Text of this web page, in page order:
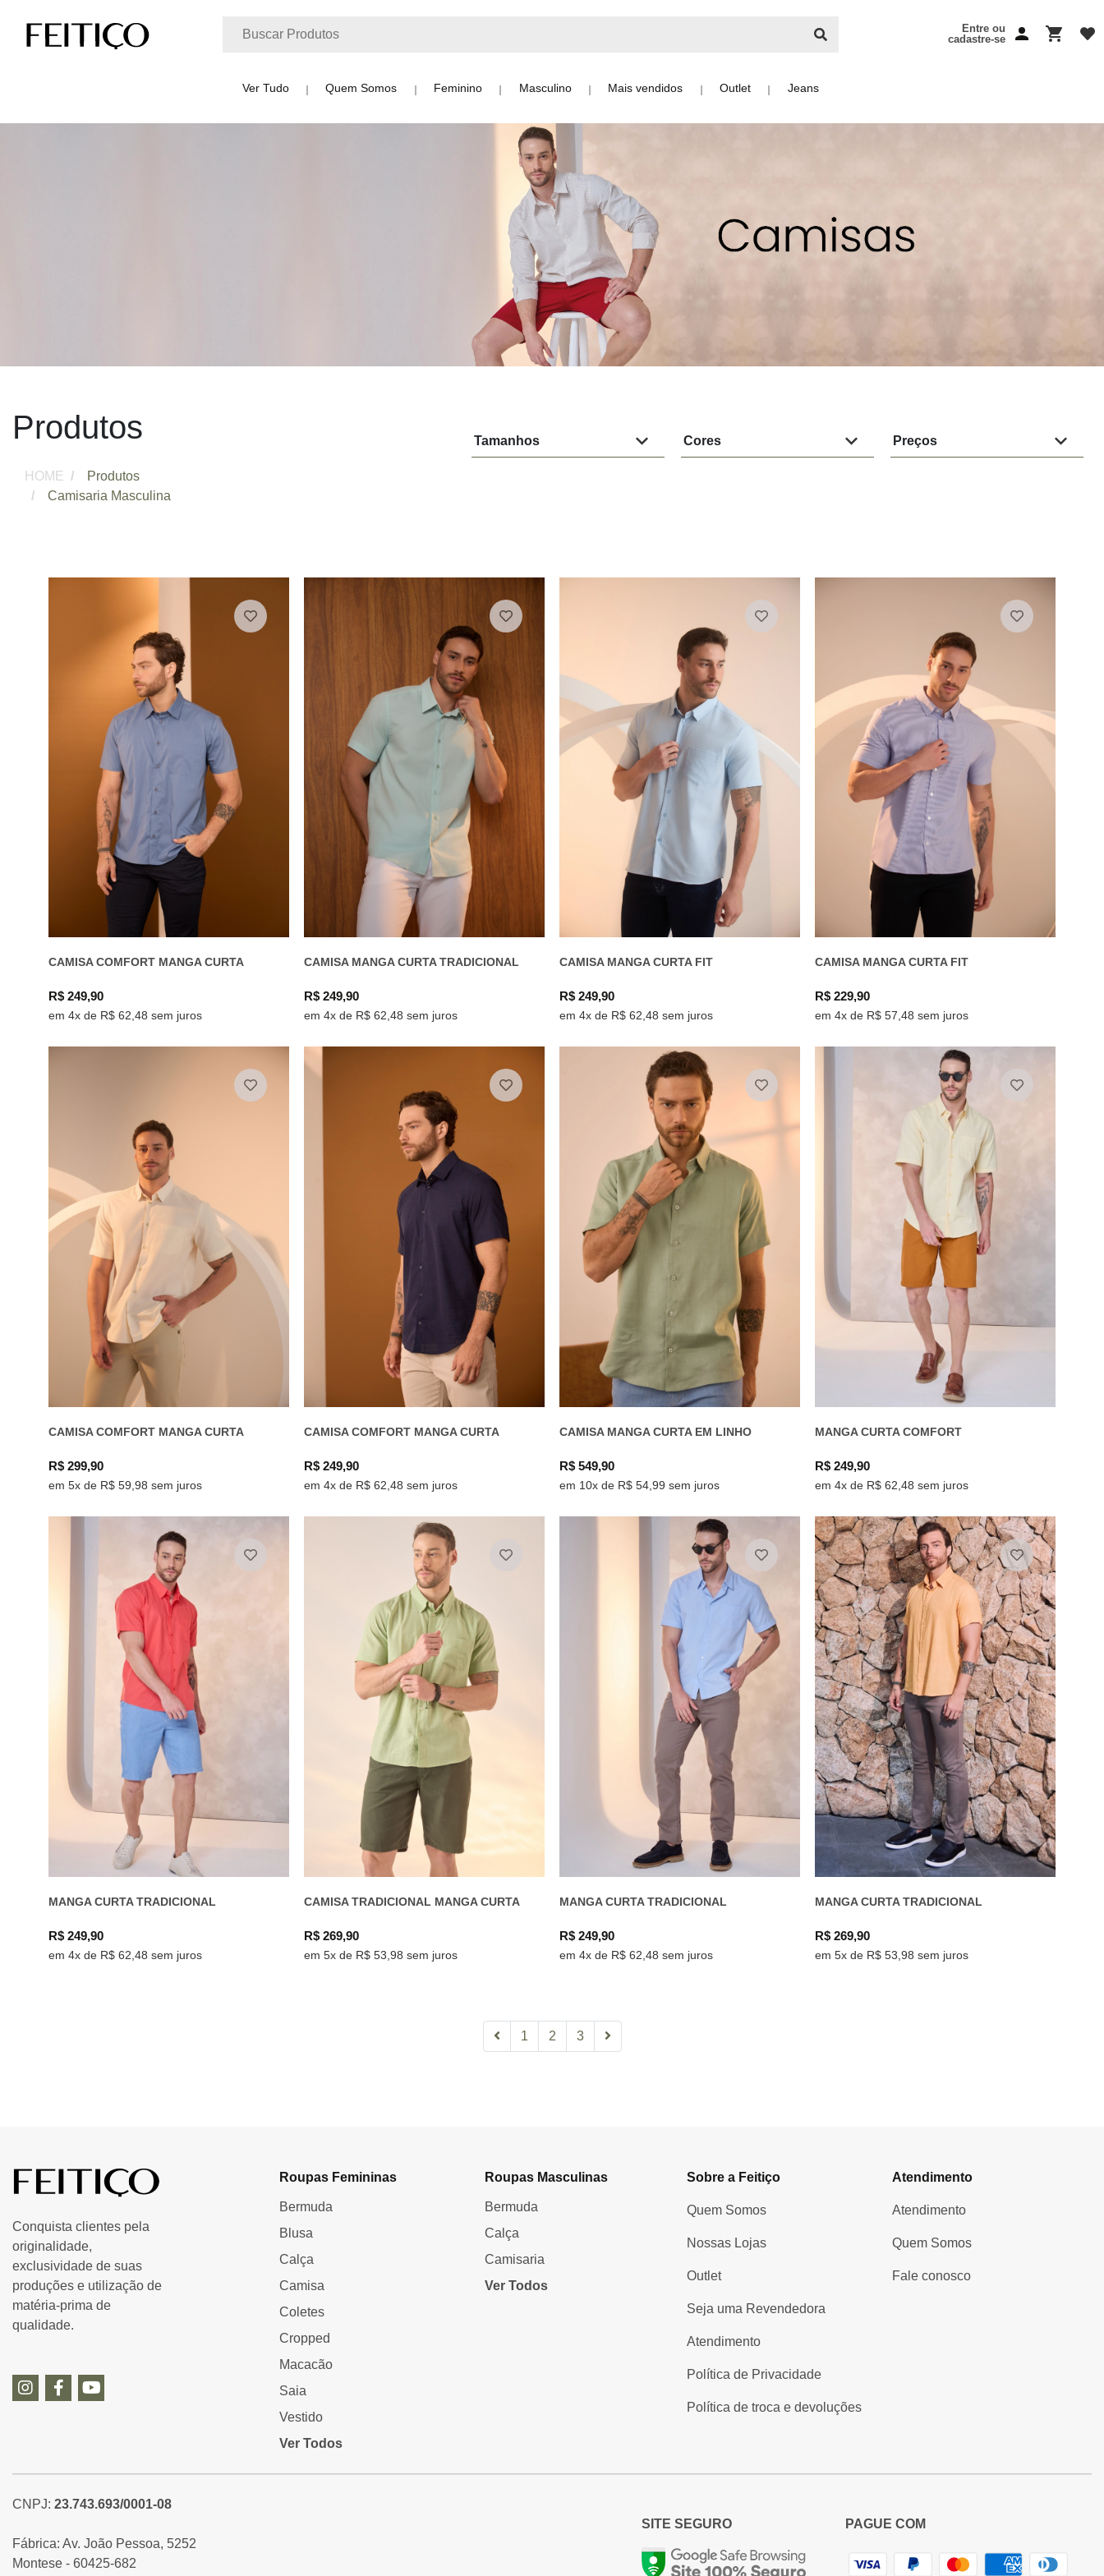
Ver Tudo Quem Somos Feminino Masculino Mais vendidos Outlet Jeans
Entre ou
cadastre-se
Produtos
HOME
Produtos
Camisaria Masculina
Tamanhos Cores Preços
CAMISA COMFORT MANGA CURTA
R$ 249,90
em 4x de R$ 62,48 sem juros
CAMISA MANGA CURTA TRADICIONAL
R$ 249,90
em 4x de R$ 62,48 sem juros
CAMISA MANGA CURTA FIT
R$ 249,90
em 4x de R$ 62,48 sem juros
CAMISA MANGA CURTA FIT
R$ 229,90
em 4x de R$ 57,48 sem juros
CAMISA COMFORT MANGA CURTA
R$ 299,90
em 5x de R$ 59,98 sem juros
CAMISA COMFORT MANGA CURTA
R$ 249,90
em 4x de R$ 62,48 sem juros
CAMISA MANGA CURTA EM LINHO
R$ 549,90
em 10x de R$ 54,99 sem juros
MANGA CURTA COMFORT
R$ 249,90
em 4x de R$ 62,48 sem juros
MANGA CURTA TRADICIONAL
R$ 249,90
em 4x de R$ 62,48 sem juros
CAMISA TRADICIONAL MANGA CURTA
R$ 269,90
em 5x de R$ 53,98 sem juros
MANGA CURTA TRADICIONAL
R$ 249,90
em 4x de R$ 62,48 sem juros
MANGA CURTA TRADICIONAL
R$ 269,90
em 5x de R$ 53,98 sem juros
1 2 3
Conquista clientes pela
originalidade,
exclusividade de suas
produções e utilização de
matéria-prima de
qualidade.
Roupas Femininas
Bermuda
Blusa
Calça
Camisa
Coletes
Cropped
Macacão
Saia
Vestido
Ver Todos
Roupas Masculinas
Bermuda
Calça
Camisaria
Ver Todos
Sobre a Feitiço
Quem Somos
Nossas Lojas
Outlet
Seja uma Revendedora
Atendimento
Política de Privacidade
Política de troca e devoluções
Atendimento
Atendimento
Quem Somos
Fale conosco
CNPJ: 23.743.693/0001-08
Fábrica: Av. João Pessoa, 5252
Montese - 60425-682
SITE SEGURO PAGUE COM